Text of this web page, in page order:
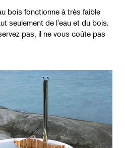
bois fonctionne à très faible
seulement de l'eau et du bois.
pas, il ne vous coûte pas